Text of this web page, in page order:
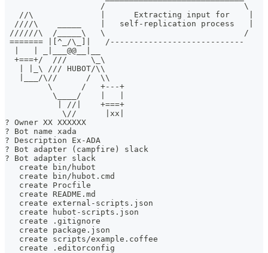
                    /                             \
   //\              |      Extracting input for    |
  ////\    _____    |   self-replication process   |
//////\  /_____\   \                             /
======= |[^_/\_]|   /----------------------------
  |   | _|___@@__|__
  +===+/  ///     \_\
   | |_\ /// HUBOT/\\
   |___/\//      /  \\
         \      /   +---+
          \____/    |   |
           | //|    +===+
            \//      |xx|
? Owner XX XXXXXX
? Bot name xada
? Description Ex-ADA
? Bot adapter (campfire) slack
? Bot adapter slack
   create bin/hubot
   create bin/hubot.cmd
   create Procfile
   create README.md
   create external-scripts.json
   create hubot-scripts.json
   create .gitignore
   create package.json
   create scripts/example.coffee
   create .editorconfig